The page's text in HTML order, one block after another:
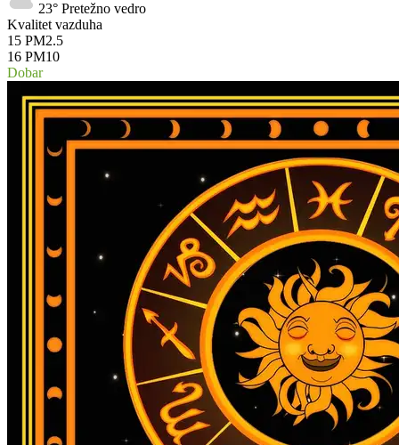
23° Pretežno vedro
Kvalitet vazduha
15 PM2.5
16 PM10
Dobar